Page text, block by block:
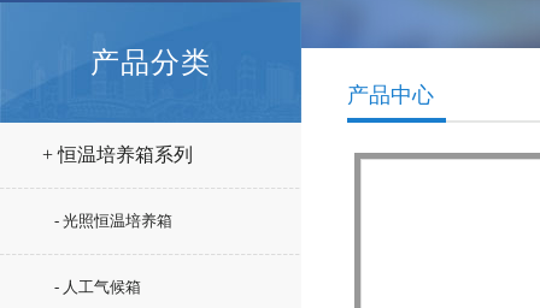
产品分类
+ 恒温培养箱系列
- 光照恒温培养箱
- 人工气候箱
产品中心